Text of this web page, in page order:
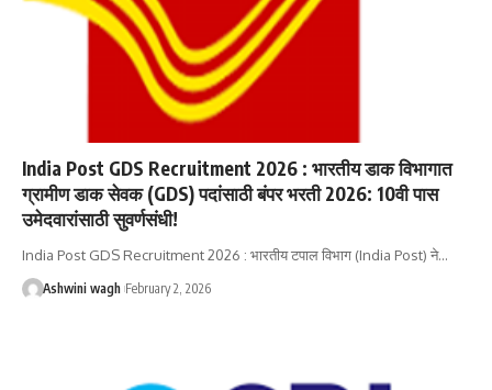
India Post GDS Recruitment 2026 : भारतीय डाक विभागात
ग्रामीण डाक सेवक (GDS) पदांसाठी बंपर भरती 2026: 10वी पास
उमेदवारांसाठी सुवर्णसंधी!
India Post GDS Recruitment 2026 : भारतीय टपाल विभाग (India Post) ने…
Ashwini wagh February 2, 2026